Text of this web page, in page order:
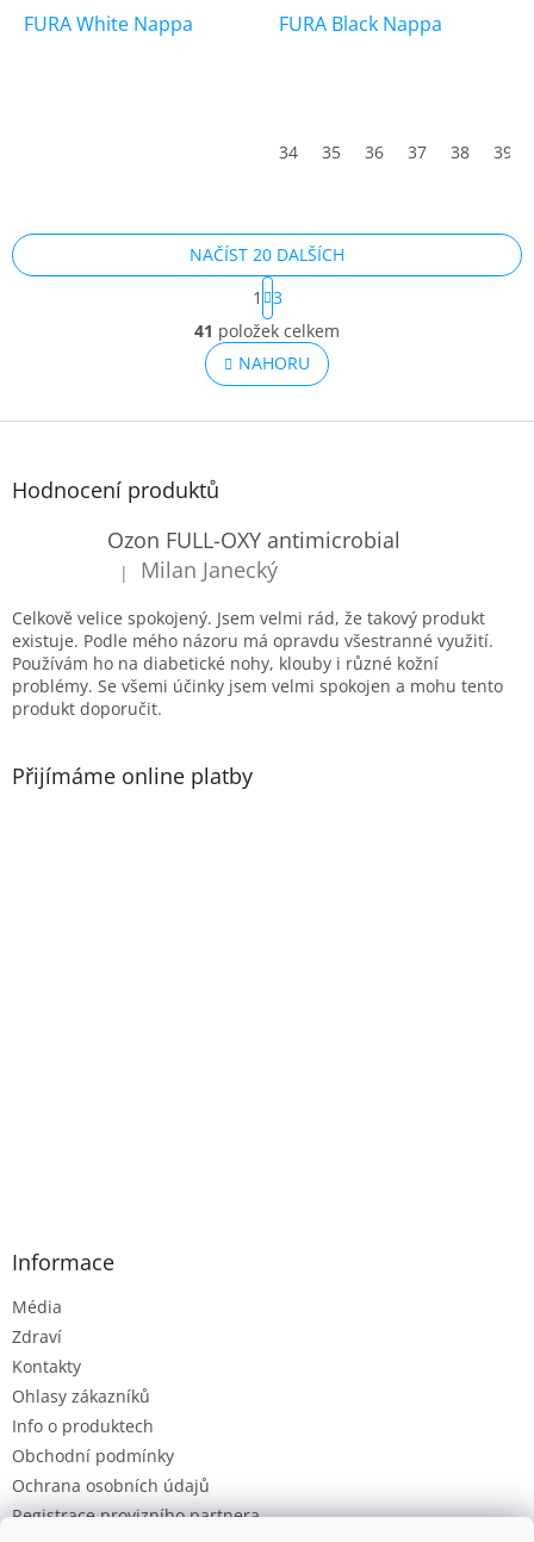
FURA White Nappa FURA Black Nappa
34 35 36 37 38 39
O
v
l
á
a
v
k
y
v
ý
p
i
NAČÍST 20 DALŠÍCH
S
t
r
á
n
k
v
1
3
41 položek celkem
NAHORU
Z
Hodnocení produktů
Ozon FULL-OXY antimicrobial
Hodnocení produktu je 5 z 5 hvězdiček.
| Milan Janecký
Celkově velice spokojený. Jsem velmi rád, že takový produkt
existuje. Podle mého názoru má opravdu všestranné využití.
Používám ho na diabetické nohy, klouby i různé kožní
problémy. Se všemi účinky jsem velmi spokojen a mohu tento
produkt doporučit.
Přijímáme online platby
Informace
Média
Zdraví
Kontakty
Ohlasy zákazníků
Info o produktech
Obchodní podmínky
Ochrana osobních údajů
Registrace provizního partnera